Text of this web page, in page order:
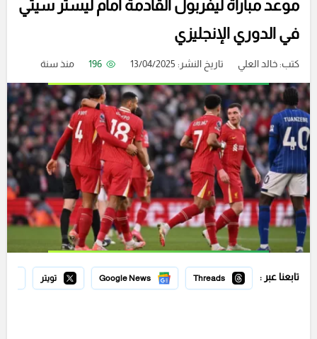
موعد مباراة ليفربول القادمة أمام ليستر سيتي
في الدوري الإنجليزي
كتب:خالد العلي تاريخ النشر: 13/04/2025 196 منذ سنة
تابعنا عبر : Threads
Google News تويتر